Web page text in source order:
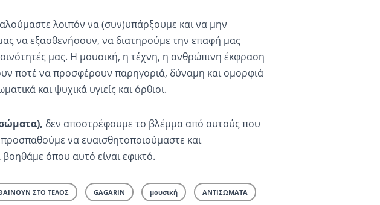
λοιπόν να (συν)υπάρξουμε και να μην
να εξασθενήσουν, να διατηρούμε την επαφή μας
μας. Η μουσική, η τέχνη, η ανθρώπινη έκφραση
ποτέ να προσφέρουν παρηγοριά, δύναμη και ομορφιά
και ψυχικά υγιείς και όρθιοι.
δεν αποστρέφουμε το βλέμμα από αυτούς που
να ευαισθητοποιούμαστε και
όπου αυτό είναι εφικτό.
ΣΤΟ ΤΕΛΟΣ GAGARIN μουσική ΑΝΤΙΣΩΜΑΤΑ